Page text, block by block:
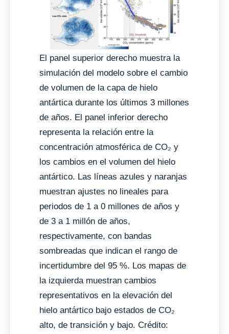
El panel superior derecho muestra la
simulación del modelo sobre el cambio
de volumen de la capa de hielo
antártica durante los últimos 3 millones
de años. El panel inferior derecho
representa la relación entre la
concentración atmosférica de CO₂ y
los cambios en el volumen del hielo
antártico. Las líneas azules y naranjas
muestran ajustes no lineales para
periodos de 1 a 0 millones de años y
de 3 a 1 millón de años,
respectivamente, con bandas
sombreadas que indican el rango de
incertidumbre del 95 %. Los mapas de
la izquierda muestran cambios
representativos en la elevación del
hielo antártico bajo estados de CO₂
alto, de transición y bajo. Crédito: